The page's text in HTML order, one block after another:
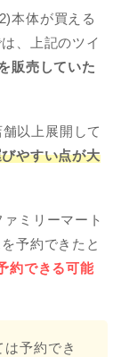
本体が買える
、上記のツイ
販売していた
以上展開して
やすい点が大
ミリーマート
予約できたと
約できる可能
予約でき